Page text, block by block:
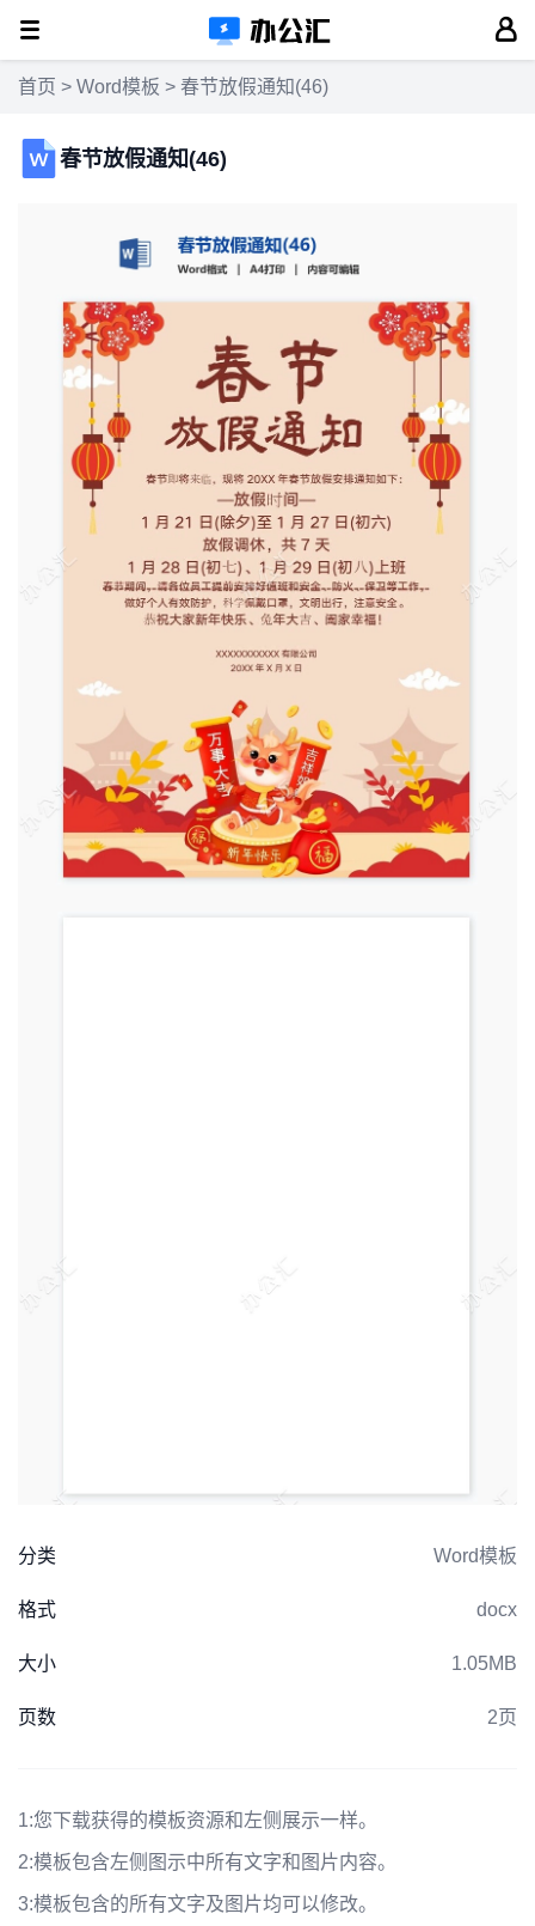
首页 > Word模板 > 春节放假通知(46)
春节放假通知(46)
分类 Word模板
格式 docx
大小 1.05MB
页数 2页
1:您下载获得的模板资源和左侧展示一样。
2:模板包含左侧图示中所有文字和图片内容。
3:模板包含的所有文字及图片均可以修改。